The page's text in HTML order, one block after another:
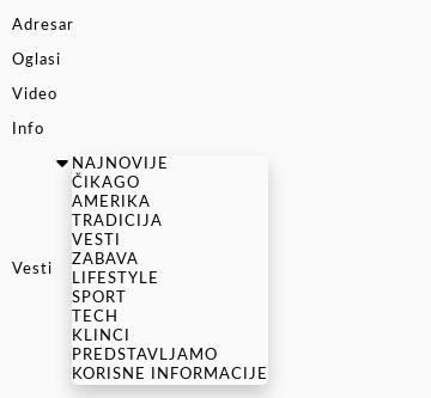
Adresar
Oglasi
Video
Info
Vesti
NAJNOVIJE
ČIKAGO
AMERIKA
TRADICIJA
VESTI
ZABAVA
LIFESTYLE
SPORT
TECH
KLINCI
PREDSTAVLJAMO
KORISNE INFORMACIJE